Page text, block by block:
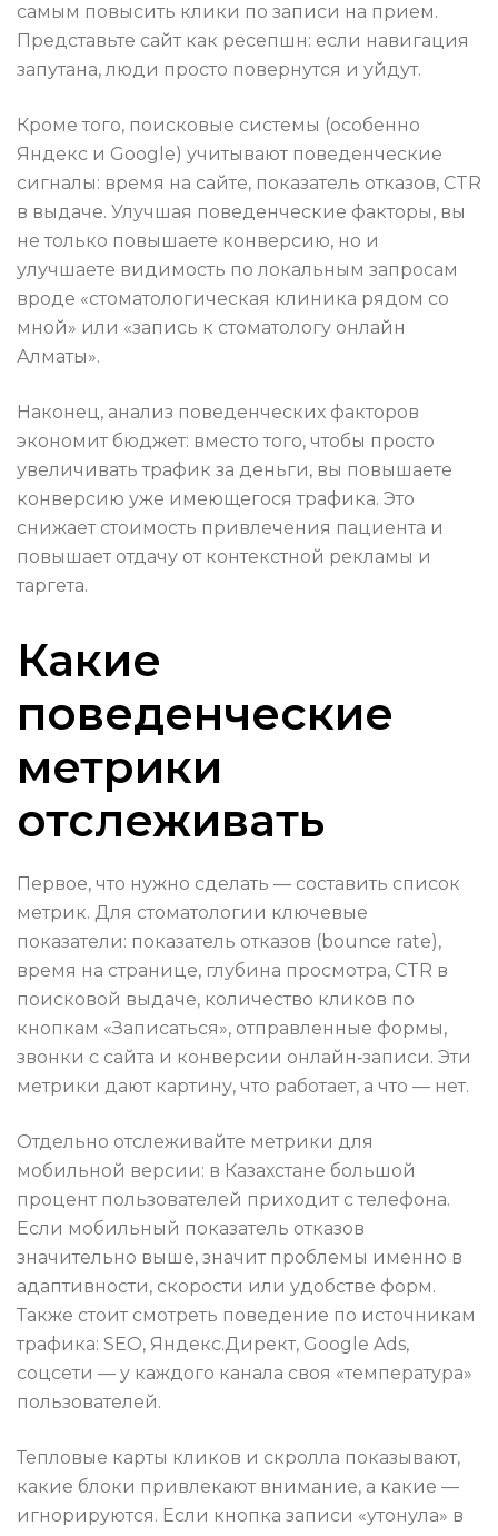
самым повысить клики по записи на прием.
Представьте сайт как ресепшн: если навигация
запутана, люди просто повернутся и уйдут.
Кроме того, поисковые системы (особенно
Яндекс и Google) учитывают поведенческие
сигналы: время на сайте, показатель отказов, CTR
в выдаче. Улучшая поведенческие факторы, вы
не только повышаете конверсию, но и
улучшаете видимость по локальным запросам
вроде «стоматологическая клиника рядом со
мной» или «запись к стоматологу онлайн
Алматы».
Наконец, анализ поведенческих факторов
экономит бюджет: вместо того, чтобы просто
увеличивать трафик за деньги, вы повышаете
конверсию уже имеющегося трафика. Это
снижает стоимость привлечения пациента и
повышает отдачу от контекстной рекламы и
таргета.
Какие
поведенческие
метрики
отслеживать
Первое, что нужно сделать — составить список
метрик. Для стоматологии ключевые
показатели: показатель отказов (bounce rate),
время на странице, глубина просмотра, CTR в
поисковой выдаче, количество кликов по
кнопкам «Записаться», отправленные формы,
звонки с сайта и конверсии онлайн‑записи. Эти
метрики дают картину, что работает, а что — нет.
Отдельно отслеживайте метрики для
мобильной версии: в Казахстане большой
процент пользователей приходит с телефона.
Если мобильный показатель отказов
значительно выше, значит проблемы именно в
адаптивности, скорости или удобстве форм.
Также стоит смотреть поведение по источникам
трафика: SEO, Яндекс.Директ, Google Ads,
соцсети — у каждого канала своя «температура»
пользователей.
Тепловые карты кликов и скролла показывают,
какие блоки привлекают внимание, а какие —
игнорируются. Если кнопка записи «утонула» в